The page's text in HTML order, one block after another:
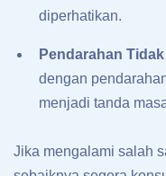
diperhatikan.
Pendarahan Tidak
dengan
menjadi tanda
Jika mengalami salah